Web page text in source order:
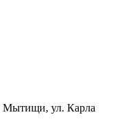
Мытищи, ул. Карла